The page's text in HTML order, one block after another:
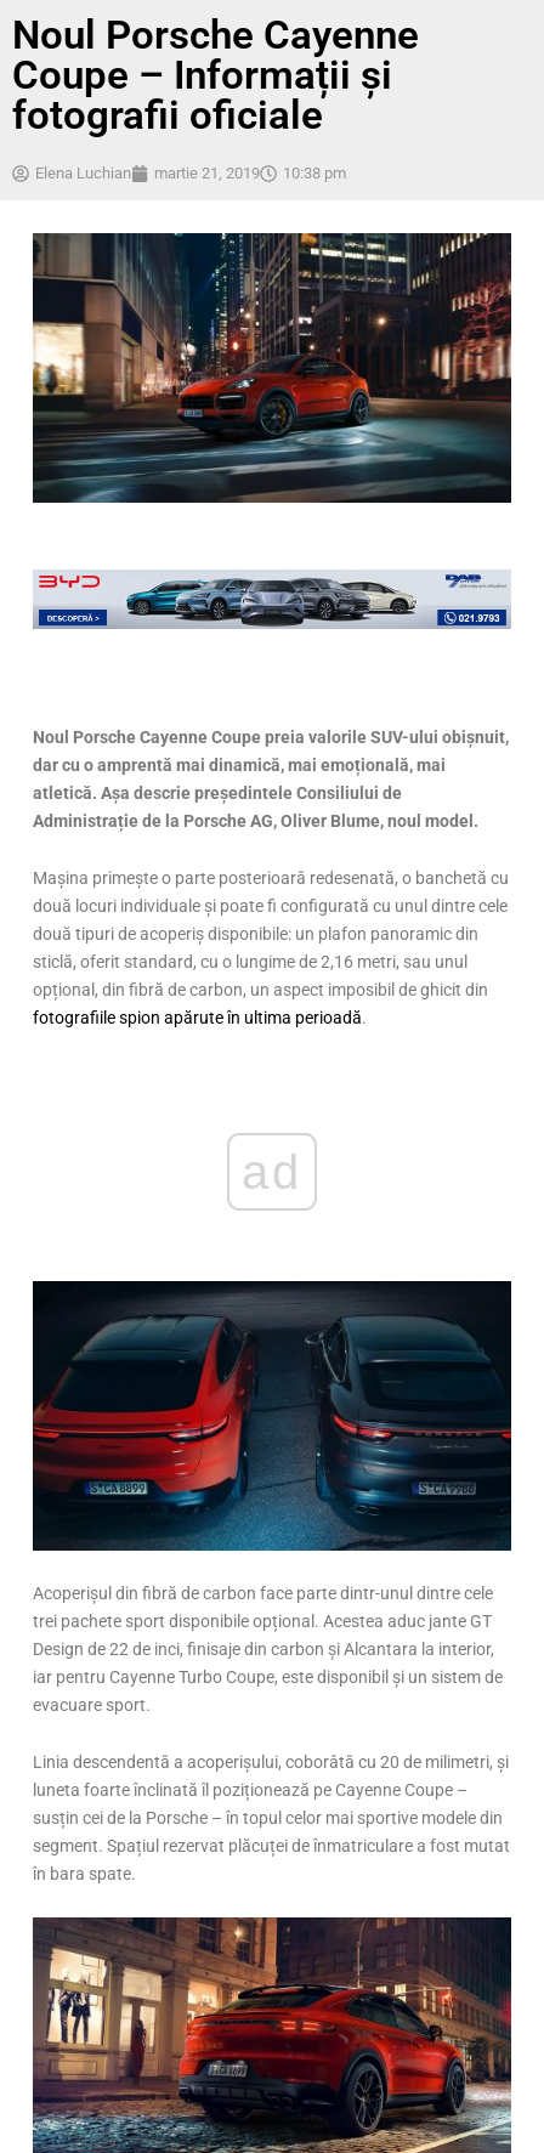
Noul Porsche Cayenne
Coupe – Informații și
fotografii oficiale
Elena Luchian martie 21, 2019 10:38 pm
Noul Porsche Cayenne Coupe preia valorile SUV-ului obișnuit,
dar cu o amprentă mai dinamică, mai emoțională, mai
atletică. Așa descrie președintele Consiliului de
Administrație de la Porsche AG, Oliver Blume, noul model.
Mașina primește o parte posterioară redesenată, o banchetă cu
două locuri individuale și poate fi configurată cu unul dintre cele
două tipuri de acoperiș disponibile: un plafon panoramic din
sticlă, oferit standard, cu o lungime de 2,16 metri, sau unul
opțional, din fibră de carbon, un aspect imposibil de ghicit din
fotografiile spion apărute în ultima perioadă.
ad
Acoperișul din fibră de carbon face parte dintr-unul dintre cele
trei pachete sport disponibile opțional. Acestea aduc jante GT
Design de 22 de inci, finisaje din carbon și Alcantara la interior,
iar pentru Cayenne Turbo Coupe, este disponibil și un sistem de
evacuare sport.
Linia descendentă a acoperișului, coborâtă cu 20 de milimetri, și
luneta foarte înclinată îl poziționează pe Cayenne Coupe –
susțin cei de la Porsche – în topul celor mai sportive modele din
segment. Spațiul rezervat plăcuței de înmatriculare a fost mutat
în bara spate.